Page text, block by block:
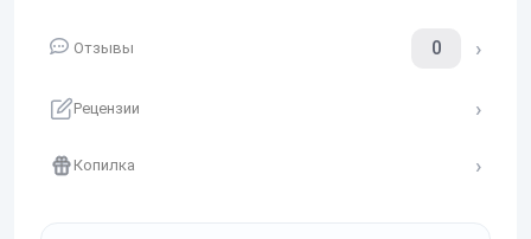
Отзывы 0
Рецензии
Копилка